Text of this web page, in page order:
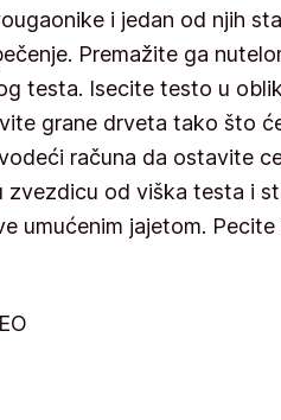
i jedan od njih
Premažite ga
testa. Isecite testo u
grane drveta tako što
računa da ostavite
zvezdicu od viška testa i
umućenim jajetom.